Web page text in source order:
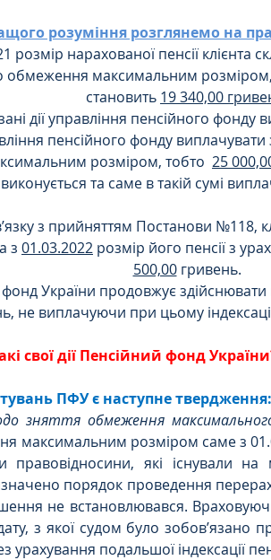
розуміння розглянемо на
розмір нарахованої пенсії клієнта
обмеження максимальним
становить 19 340,00
дії управління пенсійного
пенсійного фонду виплачувати
розміром, тобто 25
виконується та саме в такій сумі
з прийняттям Постанови №118,
з 01.03.2022 розмір його пенсії з
500,00 гривень.
України продовжує здійснювати
не виплачуючи при цьому
свої дії Пенсійний фонд
ПФУ є наступне твердження:
зняття обмеження
максимальним розміром саме з
правовідносини, які існували
порядок проведення
не встановлювався.
з якої судом було зобов’язано
урахування подальшої індексації